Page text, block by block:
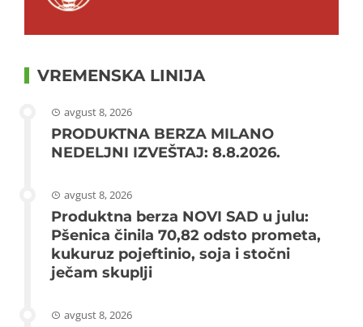
VREMENSKA LINIJA
avgust 8, 2026
PRODUKTNA BERZA MILANO
NEDELJNI IZVEŠTAJ: 8.8.2026.
avgust 8, 2026
Produktna berza NOVI SAD u julu:
Pšenica činila 70,82 odsto prometa,
kukuruz pojeftinio, soja i stočni
ječam skuplji
avgust 8, 2026